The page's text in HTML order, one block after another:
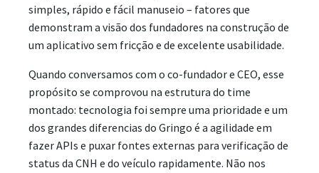
simples, rápido e fácil manuseio – fatores que
demonstram a visão dos fundadores na construção de
um aplicativo sem fricção e de excelente usabilidade.
Quando conversamos com o co-fundador e CEO, esse
propósito se comprovou na estrutura do time
montado: tecnologia foi sempre uma prioridade e um
dos grandes diferencias do Gringo é a agilidade em
fazer APIs e puxar fontes externas para verificação de
status da CNH e do veículo rapidamente. Não nos